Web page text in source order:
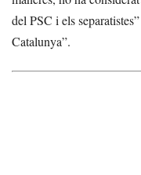
del PSC i els
Catalunya”.